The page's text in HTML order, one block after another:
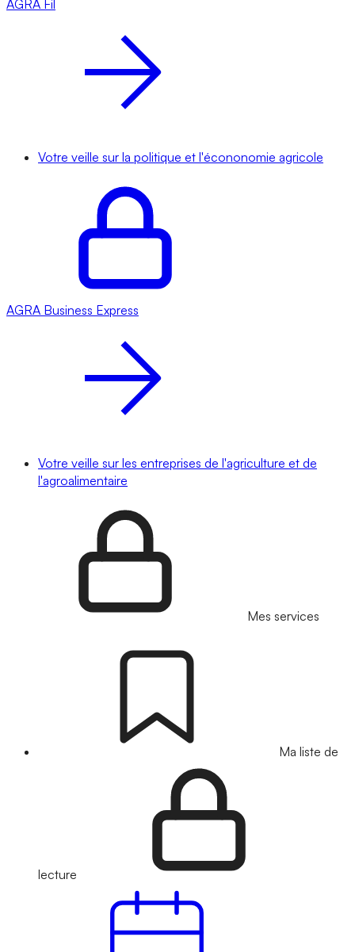
AGRA Fil
Votre veille sur la politique et l'écononomie agricole
AGRA Business Express
Votre veille sur les entreprises de l'agriculture et de
l'agroalimentaire
Mes services
Ma liste de
lecture